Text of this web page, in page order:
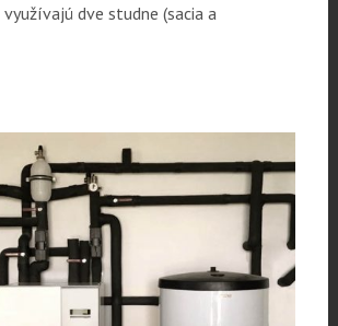
dve studne (sacia a